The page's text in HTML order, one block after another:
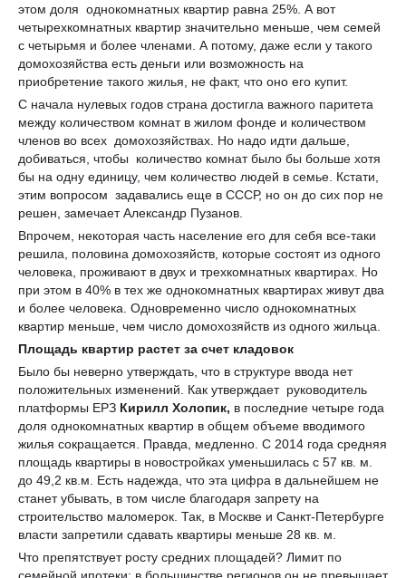
этом доля однокомнатных квартир равна 25%. А вот
четырехкомнатных квартир значительно меньше, чем семей
с четырьмя и более членами. А потому, даже если у такого
домохозяйства есть деньги или возможность на
приобретение такого жилья, не факт, что оно его купит.
С начала нулевых годов страна достигла важного паритета
между количеством комнат в жилом фонде и количеством
членов во всех домохозяйствах. Но надо идти дальше,
добиваться, чтобы количество комнат было бы больше хотя
бы на одну единицу, чем количество людей в семье. Кстати,
этим вопросом задавались еще в СССР, но он до сих пор не
решен, замечает Александр Пузанов.
Впрочем, некоторая часть население его для себя все-таки
решила, половина домохозяйств, которые состоят из одного
человека, проживают в двух и трехкомнатных квартирах. Но
при этом в 40% в тех же однокомнатных квартирах живут два
и более человека. Одновременно число однокомнатных
квартир меньше, чем число домохозяйств из одного жильца.
Площадь квартир растет за счет кладовок
Было бы неверно утверждать, что в структуре ввода нет
положительных изменений. Как утверждает руководитель
платформы ЕРЗ Кирилл Холопик, в последние четыре года
доля однокомнатных квартир в общем объеме вводимого
жилья сокращается. Правда, медленно. С 2014 года средняя
площадь квартиры в новостройках уменьшилась с 57 кв. м.
до 49,2 кв.м. Есть надежда, что эта цифра в дальнейшем не
станет убывать, в том числе благодаря запрету на
строительство маломерок. Так, в Москве и Санкт-Петербурге
власти запретили сдавать квартиры меньше 28 кв. м.
Что препятствует росту средних площадей? Лимит по
семейной ипотеки; в большинстве регионов он не превышает